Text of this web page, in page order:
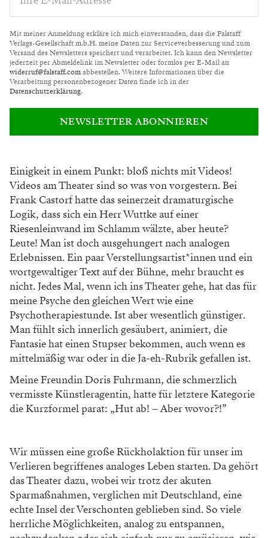
Mit meiner Anmeldung erkläre ich mich einverstanden, dass die Falstaff
Verlags-Gesellschaft m.b.H. meine Daten zur Serviceverbesserung und zum
Versand des Newsletters speichert und verarbeitet. Ich kann den Newsletter
jederzeit per Abmeldelink im Newsletter oder formlos per E-Mail an
widerruf@falstaff.comabbestellen. Weitere Informationen über die
Verarbeitung personenbezogener Daten finde ich in der
Datenschutzerklärung.
NEWSLETTER ABONNIEREN
Einigkeit in einem Punkt: bloß nichts mit Videos!
Videosam Theater sind so was von vorgestern. Bei
Frank Castorfhatte das seinerzeit dramaturgische
Logik, dass sich ein HerrWuttke auf einer
Riesenleinwand im Schlamm wälzte, aberheute?
Leute! Man ist doch ausgehungert nach analogen
Erlebnissen. Ein paar Verstellungsartist*innen und ein
wortgewaltiger Text auf der Bühne, mehr braucht es
nicht. JedesMal, wenn ich ins Theater gehe, hat das für
meine Psycheden gleichen Wert wie eine
Psychotherapiestunde. Ist aberwesentlich günstiger.
Man fühlt sich innerlich gesäubert, animiert, die
Fantasie hat einen Stupser bekommen, auchwenn es
mittelmäßig war oder in die Ja-eh-Rubrik gefallen ist.
Meine Freundin Doris Fuhrmann, die schmerzlich
vermissteKünstleragentin, hatte für letztere Kategorie
die Kurzformelparat: „Hut ab! – Aber wovor?!”
Wir müssen eine große Rückholaktion für unser im
Verlieren begriffenes analoges Leben starten. Da gehört
dasTheater dazu, wobei wir trotz der akuten
Sparmaßnahmen, verglichen mit Deutschland, eine
echte Insel der Verschontengeblieben sind. So viele
herrliche Möglichkeiten, analog zuentspannen,